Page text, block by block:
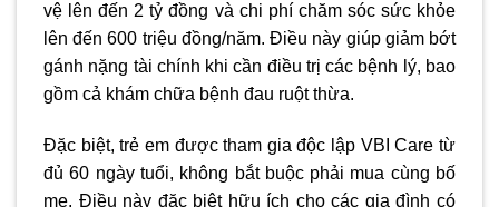
vệ lên đến 2 tỷ đồng và chi phí chăm sóc sức khỏe
lên đến 600 triệu đồng/năm. Điều này giúp giảm bớt
gánh nặng tài chính khi cần điều trị các bệnh lý, bao
gồm cả khám chữa bệnh đau ruột thừa.
Đặc biệt, trẻ em được tham gia độc lập VBI Care từ
đủ 60 ngày tuổi, không bắt buộc phải mua cùng bố
mẹ. Điều này đặc biệt hữu ích cho các gia đình có